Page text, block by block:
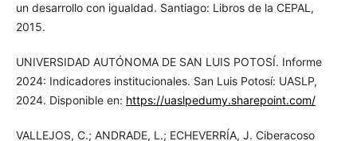
un desarrollo con igualdad. Santiago: Libros de la CEPAL,
2015.
UNIVERSIDAD AUTÓNOMA DE SAN LUIS POTOSÍ. Informe
2024: Indicadores institucionales. San Luis Potosí: UASLP,
2024. Disponible en: https://uaslpedumy.sharepoint.com/
VALLEJOS, C.; ANDRADE, L.; ECHEVERRÍA, J. Ciberacoso